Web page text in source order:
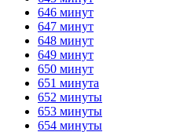
646 минут
647 минут
648 минут
649 минут
650 минут
651 минута
652 минуты
653 минуты
654 минуты